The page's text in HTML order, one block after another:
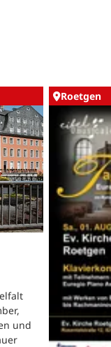
und
Roetgen